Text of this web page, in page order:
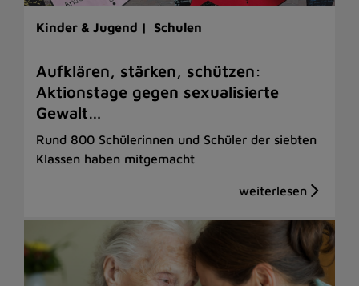
Kinder & Jugend | Schulen
Aufklären, stärken, schützen:
Aktionstage gegen sexualisierte
Gewalt…
Rund 800 Schülerinnen und Schüler der siebten
Klassen haben mitgemacht